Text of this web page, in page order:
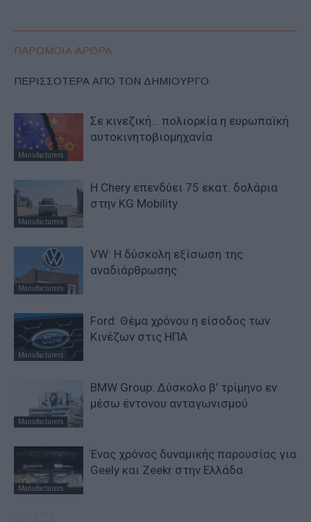
ΠΑΡΟΜΟΙΑ ΑΡΘΡΑ
ΠΕΡΙΣΣΟΤΕΡΑ ΑΠΟ ΤΟΝ ΔΗΜΙΟΥΡΓΟ
Manufacturers
Σε κινεζική… πολιορκία η ευρωπαϊκή
αυτοκινητοβιομηχανία
Manufacturers
Η Chery επενδύει 75 εκατ. δολάρια
στην KG Mobility
Manufacturers
VW: Η δύσκολη εξίσωση της
αναδιάρθρωσης
Manufacturers
Ford: Θέμα χρόνου η είσοδος των
Κινέζων στις ΗΠΑ
Manufacturers
BMW Group: Δύσκολο β’ τρίμηνο εν
μέσω έντονου ανταγωνισμού
Manufacturers
Ένας χρόνος δυναμικής παρουσίας για
Geely και Zeekr στην Ελλάδα